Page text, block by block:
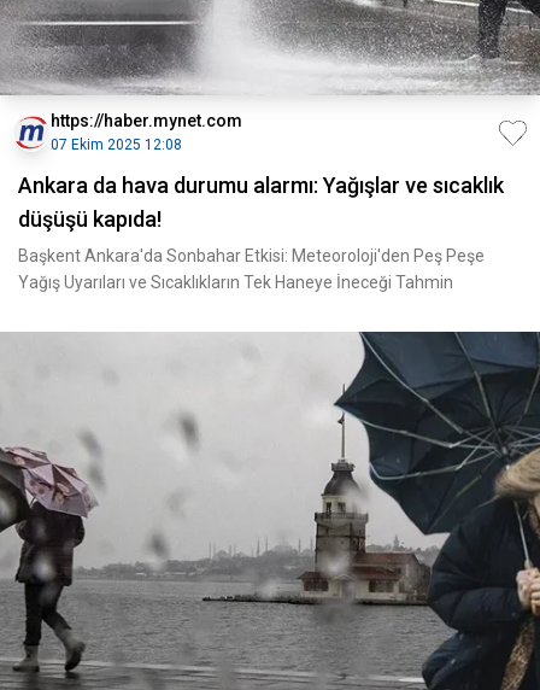
https://haber.mynet.com
07 Ekim 2025 12:08
Ankara da hava durumu alarmı: Yağışlar ve sıcaklık
düşüşü kapıda!
Başkent Ankara'da Sonbahar Etkisi: Meteoroloji'den Peş Peşe
Yağış Uyarıları ve Sıcaklıkların Tek Haneye İneceği Tahmin